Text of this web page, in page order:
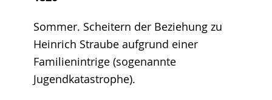
Sommer. Scheitern der Beziehung zu
Heinrich Straube aufgrund einer
Familienintrige (sogenannte
Jugendkatastrophe).